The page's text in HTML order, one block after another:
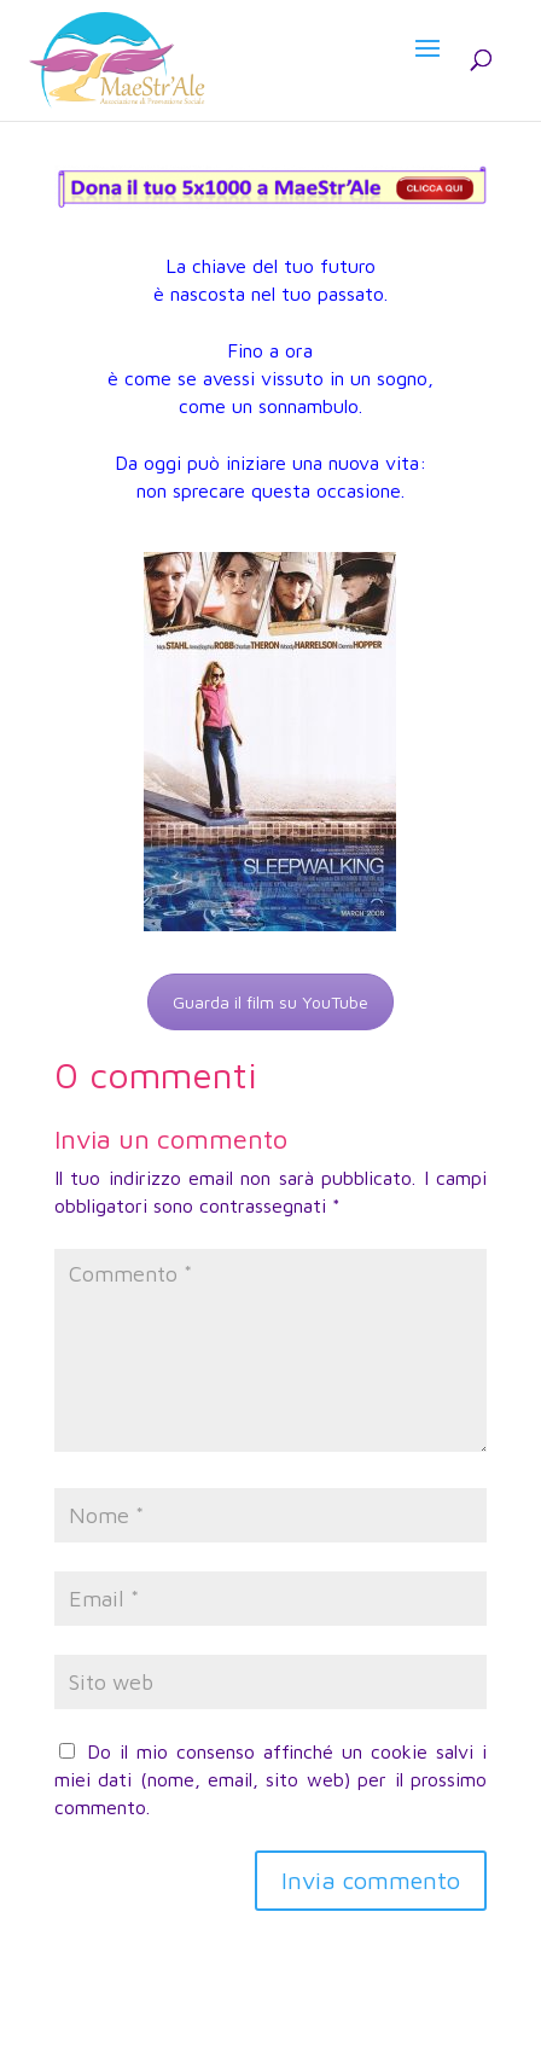
La chiave del tuo futuro
è nascosta nel tuo passato.
Fino a ora
è come se avessi vissuto in un sogno,
come un sonnambulo.
Da oggi può iniziare una nuova vita:
non sprecare questa occasione.
Guarda il film su YouTube
0 commenti
Invia un commento
Il tuo indirizzo email non sarà pubblicato.
I campi
obbligatori sono contrassegnati *
Do il mio consenso affinché un cookie salvi i
miei dati (nome, email, sito web) per il prossimo
commento.
Invia commento